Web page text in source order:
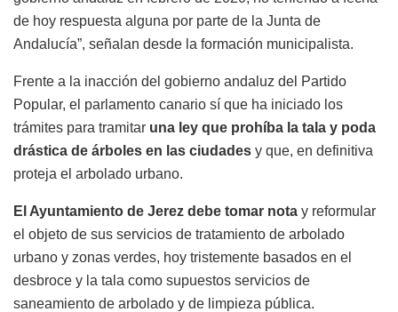
de hoy respuesta alguna por parte de la Junta de
Andalucía”, señalan desde la formación municipalista.
Frente a la inacción del gobierno andaluz del Partido
Popular, el parlamento canario sí que ha iniciado los
trámites para tramitar una ley que prohíba la tala y poda
drástica de árboles en las ciudades y que, en definitiva
proteja el arbolado urbano.
El Ayuntamiento de Jerez debe tomar nota y reformular
el objeto de sus servicios de tratamiento de arbolado
urbano y zonas verdes, hoy tristemente basados en el
desbroce y la tala como supuestos servicios de
saneamiento de arbolado y de limpieza pública.